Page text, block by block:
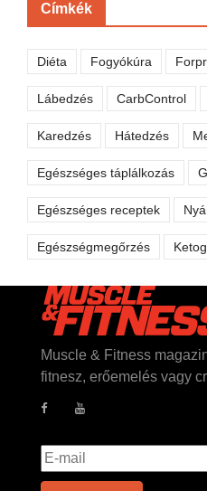
Címkék
Diéta Fogyókúra
Lábedzés CarbControl
Karedzés Hátedzés
Egészséges táplálkozás
Egészséges receptek
Egészségmegőrzés
Muscle & Fitness
fitnesz, erőemelés vagy